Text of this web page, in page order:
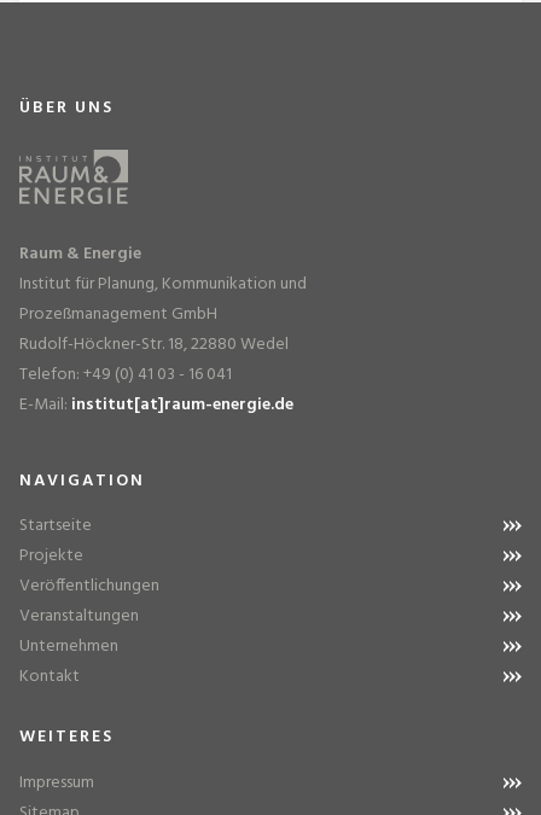
ÜBER UNS
Raum & Energie
Institut für Planung, Kommunikation und
Prozeßmanagement GmbH
Rudolf-Höckner-Str. 18, 22880 Wedel
Telefon: +49 (0) 41 03 - 16 041
E-Mail: institut[at]raum-energie.de
NAVIGATION
Startseite
Projekte
Veröffentlichungen
Veranstaltungen
Unternehmen
Kontakt
WEITERES
Impressum